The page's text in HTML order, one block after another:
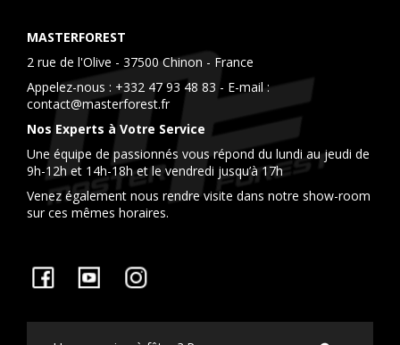
MASTERFOREST
2 rue de l'Olive - 37500 Chinon - France
Appelez-nous : +332 47 93 48 83 - E-mail :
contact@masterforest.fr
Nos Experts à Votre Service
Une équipe de passionnés vous répond du lundi au jeudi de
9h-12h et 14h-18h et le vendredi jusqu’à 17h
Venez également nous rendre visite dans notre show-room
sur ces mêmes horaires.
Facebook YouTube